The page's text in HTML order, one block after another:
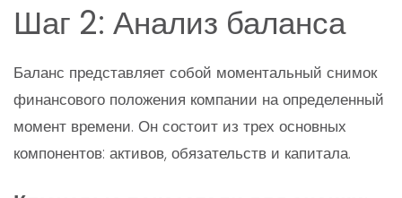
Шаг 2: Анализ баланса
Баланс представляет собой моментальный снимок
финансового положения компании на определенный
момент времени. Он состоит из трех основных
компонентов: активов, обязательств и капитала.